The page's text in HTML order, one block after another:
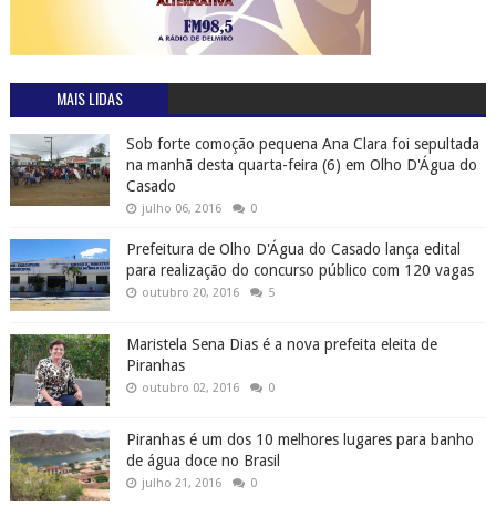
MAIS LIDAS
Sob forte comoção pequena Ana Clara foi sepultada
na manhã desta quarta-feira (6) em Olho D'Água do
Casado
julho 06, 2016 0
Prefeitura de Olho D'Água do Casado lança edital
para realização do concurso público com 120 vagas
outubro 20, 2016 5
Maristela Sena Dias é a nova prefeita eleita de
Piranhas
outubro 02, 2016 0
Piranhas é um dos 10 melhores lugares para banho
de água doce no Brasil
julho 21, 2016 0